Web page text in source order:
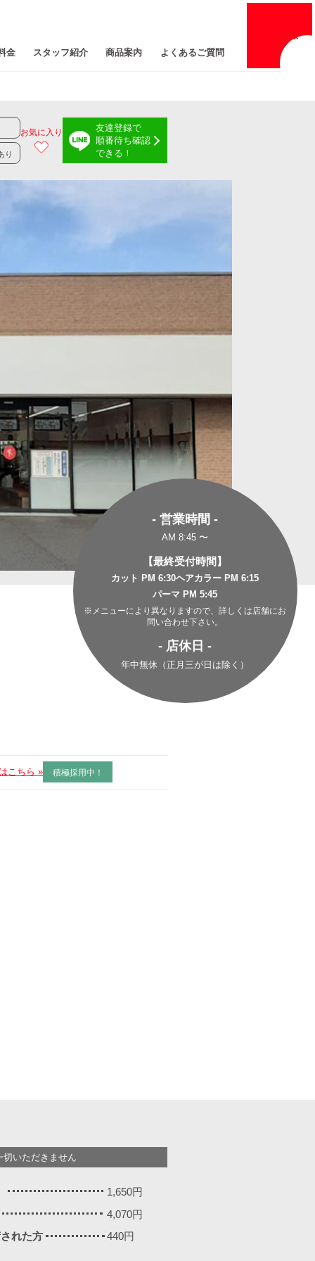
情報
金 スタッフ紹介 商品案内 よくあるご質問
り
お気に入り
友達登録で
順番待ち確認
できる！
- 営業時間 -
AM 8:45 〜
【最終受付時間】
カット PM 6:30ヘアカラー PM 6:15
パーマ PM 5:45
※メニューにより異なりますので、詳しくは店舗にお
問い合わせ下さい。
- 店休日 -
年中無休（正月三が日は除く）
こちら » 積極採用中！
切いただきません
1,650円
4,070円
れた方
440円